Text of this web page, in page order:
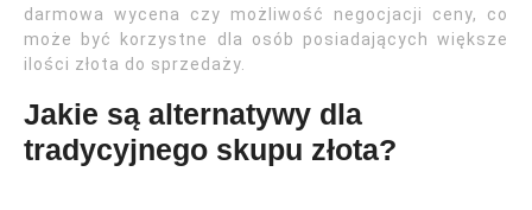
darmowa wycena czy możliwość negocjacji ceny, co
może być korzystne dla osób posiadających większe
ilości złota do sprzedaży.
Jakie są alternatywy dla
tradycyjnego skupu złota?